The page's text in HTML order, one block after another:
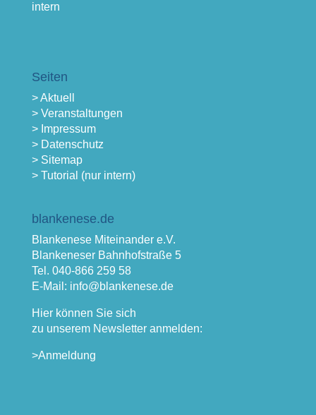
intern
Seiten
> Aktuell
> Veranstaltungen
> Impressum
> Datenschutz
> Sitemap
> Tutorial (nur intern)
blankenese.de
Blankenese Miteinander e.V.
Blankeneser Bahnhofstraße 5
Tel. 040-866 259 58
E-Mail: info@blankenese.de
Hier können Sie sich
zu unserem Newsletter anmelden:
>Anmeldung